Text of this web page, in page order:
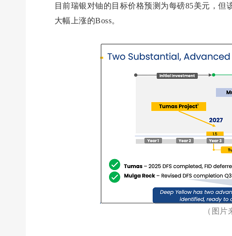
目前瑞银对铀的目标价格预测为每磅85美元，
大幅上涨的Boss。
（图片